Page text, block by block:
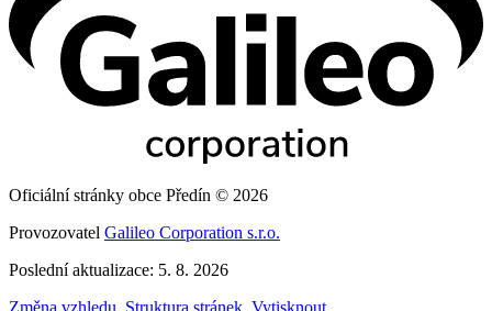
Oficiální stránky obce Předín © 2026
Provozovatel Galileo Corporation s.r.o.
Poslední aktualizace: 5. 8. 2026
Změna vzhledu Struktura stránek Vytisknout